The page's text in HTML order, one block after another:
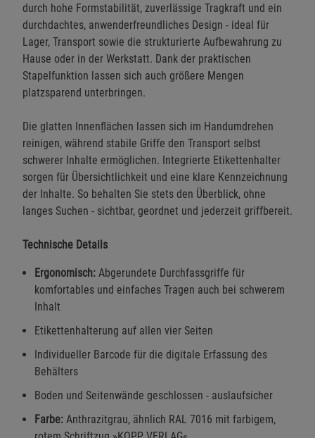
durch hohe Formstabilität, zuverlässige Tragkraft und ein
durchdachtes, anwenderfreundliches Design - ideal für
Lager, Transport sowie die strukturierte Aufbewahrung zu
Hause oder in der Werkstatt. Dank der praktischen
Stapelfunktion lassen sich auch größere Mengen
platzsparend unterbringen.
Die glatten Innenflächen lassen sich im Handumdrehen
reinigen, während stabile Griffe den Transport selbst
schwerer Inhalte ermöglichen. Integrierte Etikettenhalter
sorgen für Übersichtlichkeit und eine klare Kennzeichnung
der Inhalte. So behalten Sie stets den Überblick, ohne
langes Suchen - sichtbar, geordnet und jederzeit griffbereit.
Technische Details
Ergonomisch: Abgerundete Durchfassgriffe für
komfortables und einfaches Tragen auch bei schwerem
Inhalt
Etikettenhalterung auf allen vier Seiten
Individueller Barcode für die digitale Erfassung des
Behälters
Boden und Seitenwände geschlossen - auslaufsicher
Farbe: Anthrazitgrau, ähnlich RAL 7016 mit farbigem,